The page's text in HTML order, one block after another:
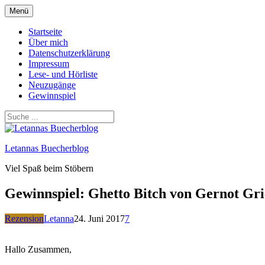
Zum
Inhalt
springen
Menü
Startseite
Über mich
Datenschutzerklärung
Impressum
Lese- und Hörliste
Neuzugänge
Gewinnspiel
Letannas Buecherblog
Viel Spaß beim Stöbern
Gewinnspiel: Ghetto Bitch von Gernot
RezensionLetanna24. Juni 20177
Hallo Zusammen,